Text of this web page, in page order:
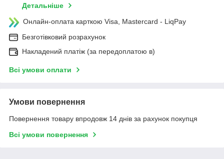
Детальніше
Онлайн-оплата карткою Visa, Mastercard - LiqPay
Безготівковий розрахунок
Накладений платіж (за передоплатою в)
Всі умови оплати
Умови повернення
Повернення товару впродовж 14 днів за рахунок покупця
Всі умови повернення